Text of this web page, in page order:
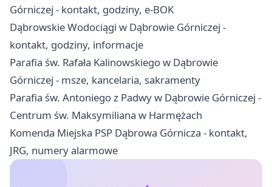
Górniczej - kontakt, godziny, e-BOK
Dąbrowskie Wodociągi w Dąbrowie Górniczej -
kontakt, godziny, informacje
Parafia św. Rafała Kalinowskiego w Dąbrowie
Górniczej - msze, kancelaria, sakramenty
Parafia św. Antoniego z Padwy w Dąbrowie Górniczej -
Centrum św. Maksymiliana w Harmężach
Komenda Miejska PSP Dąbrowa Górnicza - kontakt,
JRG, numery alarmowe